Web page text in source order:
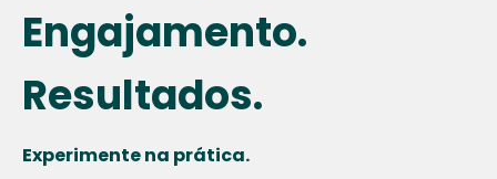
Engajamento.
Resultados.
Experimente na prática.